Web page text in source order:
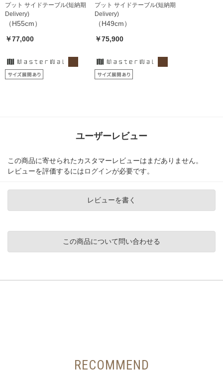
プット サイドテーブル(短納期
Delivery)
（H55cm）
￥77,000
プット サイドテーブル(短納期
Delivery)
（H49cm）
￥75,900
ユーザーレビュー
この商品に寄せられたカスタマーレビューはまだありません。
レビューを評価するにはログインが必要です。
レビューを書く
この商品について問い合わせる
RECOMMEND